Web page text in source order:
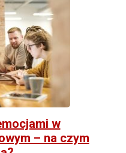
w
– na czym